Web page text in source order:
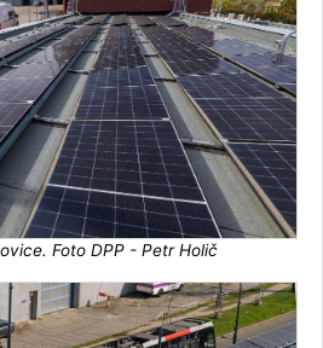
Foto DPP - Petr Holič